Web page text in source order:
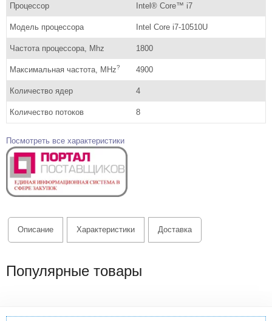
Процессор Intel® Core™ i7
Модель процессора Intel Core i7-10510U
Частота процессора, Mhz 1800
Максимальная частота, MHz? 4900
Количество ядер 4
Количество потоков 8
Посмотреть все характеристики
Описание Характеристики Доставка
Популярные товары